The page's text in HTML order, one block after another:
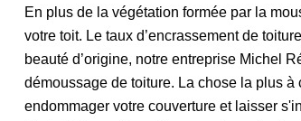
En plus de la végétation formée par la
votre toit. Le taux d’encrassement de
beauté d’origine, notre entreprise Michel
démoussage de toiture. La chose la plus
endommager votre couverture et laisser